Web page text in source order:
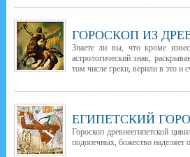
ГОРОСКОП ИЗ
Знаете ли вы, что кроме
астрологический знак,
том числе греки, верили в это и
ЕГИПЕТСКИЙ
Гороскоп древнеегипетской
подопечных, божество наделяет